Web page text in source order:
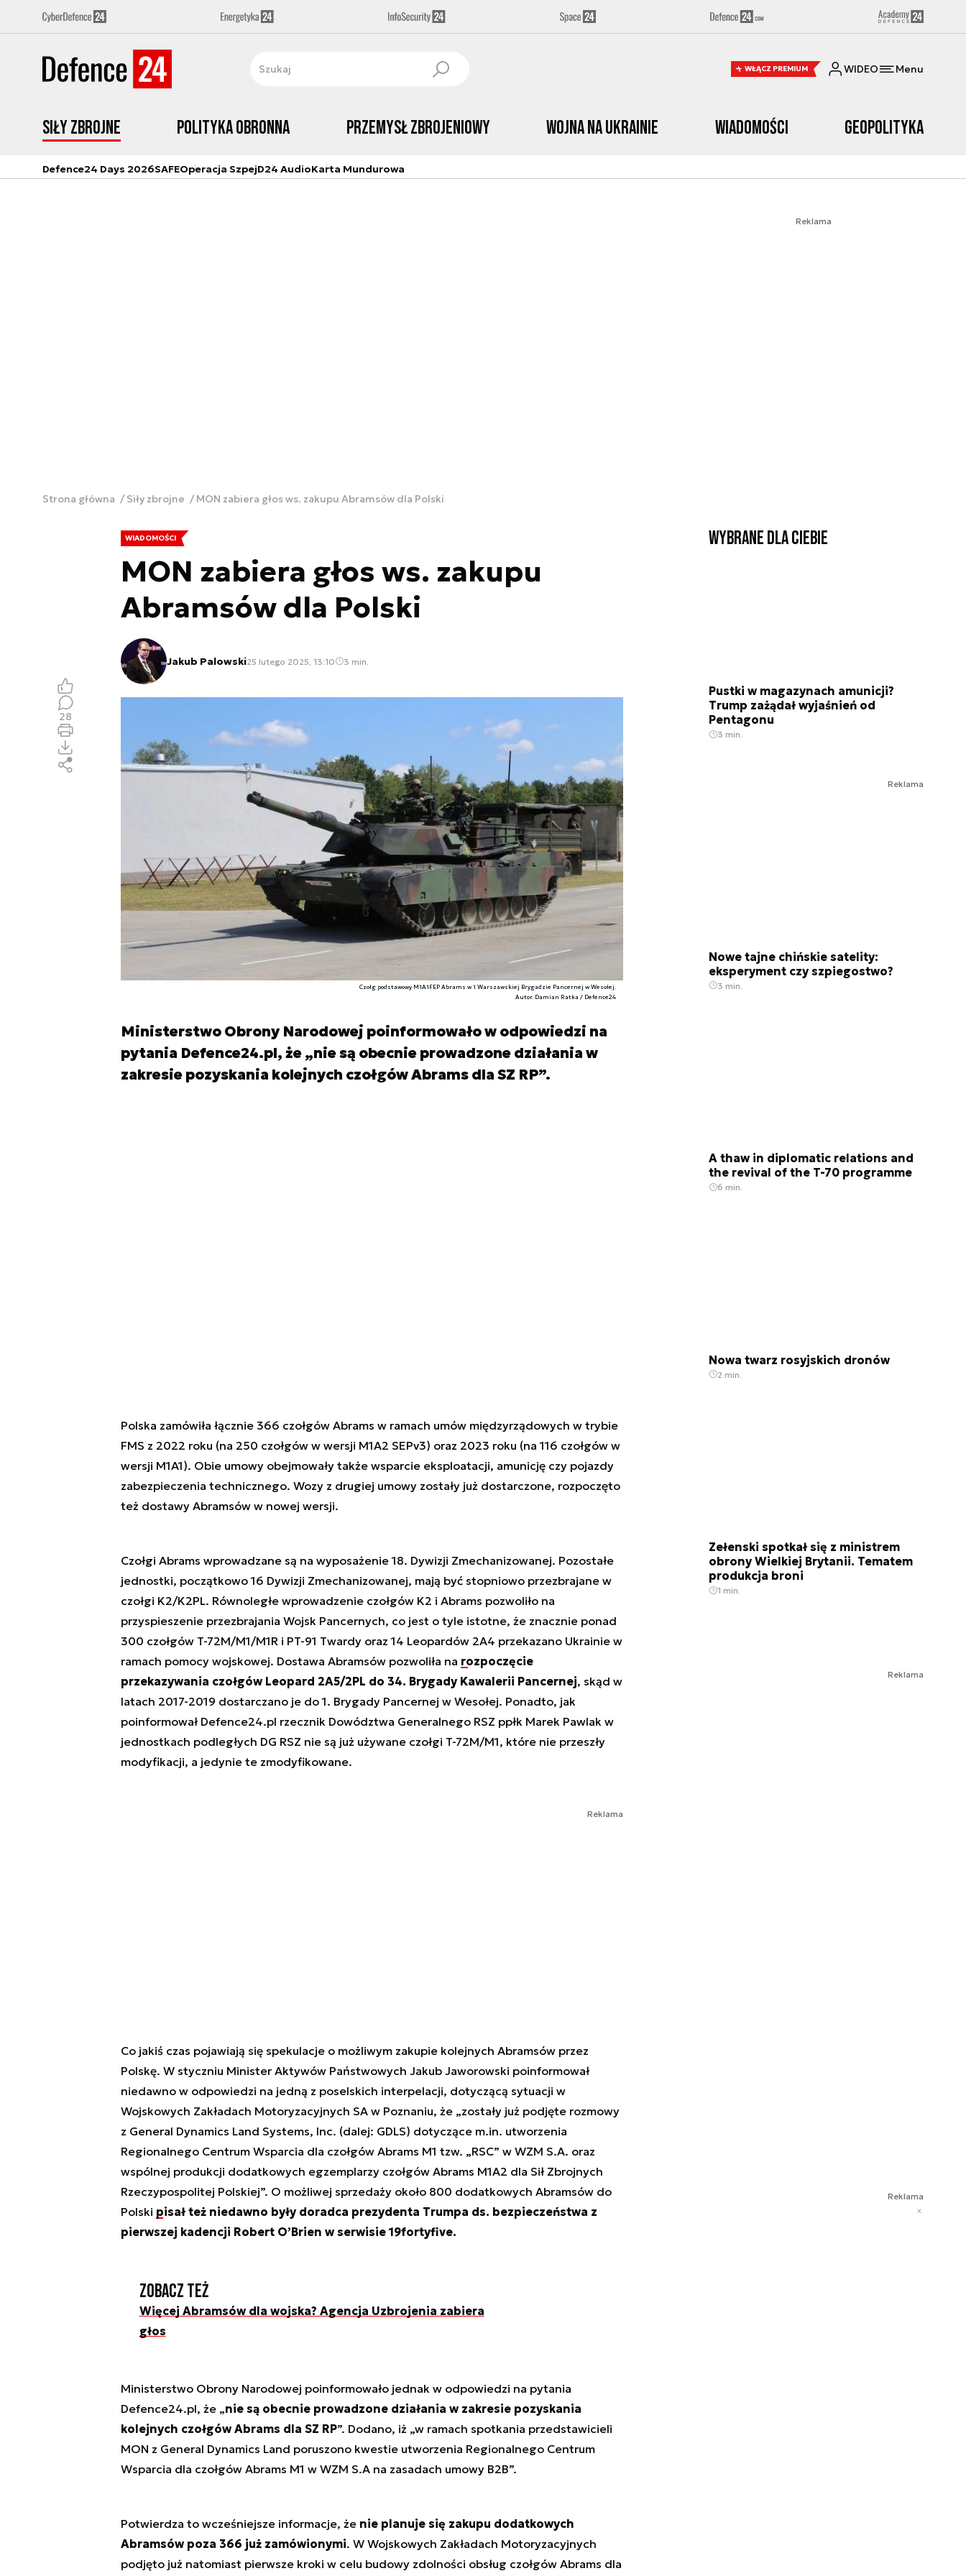
WŁĄCZ PREMIUM WIDEO Menu
Siły zbrojne Polityka obronna Przemysł Zbrojeniowy Wojna na Ukrainie Wiadomości Geopolityka
Defence24 Days 2026SAFEOperacja SzpejD24 AudioKarta Mundurowa
Reklama
Strona główna Siły zbrojne MON zabiera głos ws. zakupu Abramsów dla Polski
WIADOMOŚCI
MON zabiera głos ws. zakupu
Abramsów dla Polski
Jakub Palowski25 lutego 2025, 13:10 3 min.
Czołg podstawowy M1A1FEP Abrams w 1 Warszawskiej Brygadzie Pancernej w Wesołej.
Autor. Damian Ratka / Defence24
Ministerstwo Obrony Narodowej poinformowało w odpowiedzi na
pytania Defence24.pl, że „nie są obecnie prowadzone działania w
zakresie pozyskania kolejnych czołgów Abrams dla SZ RP”.
28
Polska zamówiła łącznie 366 czołgów Abrams w ramach umów międzyrządowych w trybie
FMS z 2022 roku (na 250 czołgów w wersji M1A2 SEPv3) oraz 2023 roku (na 116 czołgów w
wersji M1A1). Obie umowy obejmowały także wsparcie eksploatacji, amunicję czy pojazdy
zabezpieczenia technicznego. Wozy z drugiej umowy zostały już dostarczone, rozpoczęto
też dostawy Abramsów w nowej wersji.
Czołgi Abrams wprowadzane są na wyposażenie 18. Dywizji Zmechanizowanej. Pozostałe
jednostki, początkowo 16 Dywizji Zmechanizowanej, mają być stopniowo przezbrajane w
czołgi K2/K2PL. Równoległe wprowadzenie czołgów K2 i Abrams pozwoliło na
przyspieszenie przezbrajania Wojsk Pancernych, co jest o tyle istotne, że znacznie ponad
300 czołgów T-72M/M1/M1R i PT-91 Twardy oraz 14 Leopardów 2A4 przekazano Ukrainie w
ramach pomocy wojskowej. Dostawa Abramsów pozwoliła na rozpoczęcie
przekazywania czołgów Leopard 2A5/2PL do 34. Brygady Kawalerii Pancernej, skąd w
latach 2017-2019 dostarczano je do 1. Brygady Pancernej w Wesołej. Ponadto, jak
poinformował Defence24.pl rzecznik Dowództwa Generalnego RSZ ppłk Marek Pawlak w
jednostkach podległych DG RSZ nie są już używane czołgi T-72M/M1, które nie przeszły
modyfikacji, a jedynie te zmodyfikowane.
Reklama
Co jakiś czas pojawiają się spekulacje o możliwym zakupie kolejnych Abramsów przez
Polskę. W styczniu Minister Aktywów Państwowych Jakub Jaworowski poinformował
niedawno w odpowiedzi na jedną z poselskich interpelacji, dotyczącą sytuacji w
Wojskowych Zakładach Motoryzacyjnych SA w Poznaniu, że „zostały już podjęte rozmowy
z General Dynamics Land Systems, Inc. (dalej: GDLS) dotyczące m.in. utworzenia
Regionalnego Centrum Wsparcia dla czołgów Abrams M1 tzw. „RSC” w WZM S.A. oraz
wspólnej produkcji dodatkowych egzemplarzy czołgów Abrams M1A2 dla Sił Zbrojnych
Rzeczypospolitej Polskiej”. O możliwej sprzedaży około 800 dodatkowych Abramsów do
Polski pisał też niedawno były doradca prezydenta Trumpa ds. bezpieczeństwa z
pierwszej kadencji Robert O’Brien w serwisie 19fortyfive.
Zobacz też
Więcej Abramsów dla wojska? Agencja Uzbrojenia zabiera
głos
Ministerstwo Obrony Narodowej poinformowało jednak w odpowiedzi na pytania
Defence24.pl, że „nie są obecnie prowadzone działania w zakresie pozyskania
kolejnych czołgów Abrams dla SZ RP”. Dodano, iż „w ramach spotkania przedstawicieli
MON z General Dynamics Land poruszono kwestie utworzenia Regionalnego Centrum
Wsparcia dla czołgów Abrams M1 w WZM S.A na zasadach umowy B2B”.
Potwierdza to wcześniejsze informacje, że nie planuje się zakupu dodatkowych
Abramsów poza 366 już zamówionymi. W Wojskowych Zakładach Motoryzacyjnych
podjęto już natomiast pierwsze kroki w celu budowy zdolności obsług czołgów Abrams dla
Wybrane dla Ciebie
Pustki w magazynach amunicji?
Trump zażądał wyjaśnień od
Pentagonu
3 min.
Reklama
Nowe tajne chińskie satelity:
eksperyment czy szpiegostwo?
3 min.
A thaw in diplomatic relations and
the revival of the T-70 programme
6 min.
Nowa twarz rosyjskich dronów
2 min.
Zełenski spotkał się z ministrem
obrony Wielkiej Brytanii. Tematem
produkcja broni
1 min.
Reklama
Reklama